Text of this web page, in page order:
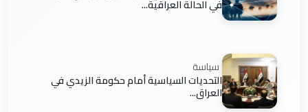
في الحالة العراقية...
سياسة
التحديات السياسية أمام حكومة الزيدي في
العراق...